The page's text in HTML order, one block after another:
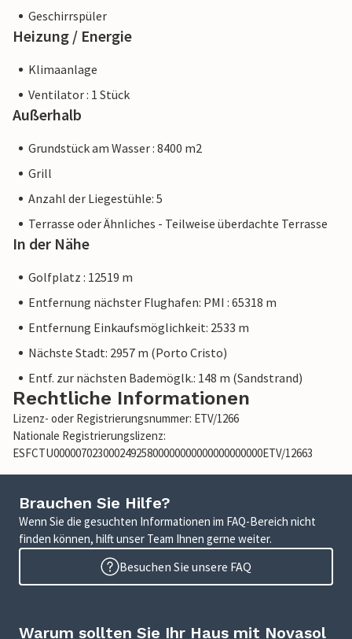
Geschirrspüler
Heizung / Energie
Klimaanlage
Ventilator : 1 Stück
Außerhalb
Grundstück am Wasser : 8400 m2
Grill
Anzahl der Liegestühle: 5
Terrasse oder Ähnliches - Teilweise überdachte Terrasse
In der Nähe
Golfplatz : 12519 m
Entfernung nächster Flughafen: PMI : 65318 m
Entfernung Einkaufsmöglichkeit: 2533 m
Nächste Stadt: 2957 m (Porto Cristo)
Entf. zur nächsten Bademöglk.: 148 m (Sandstrand)
Rechtliche Informationen
Lizenz- oder Registrierungsnummer: ETV/1266
Nationale Registrierungslizenz:
ESFCTU00000702300024925800000000000000000000ETV/12663
Brauchen Sie Hilfe?
Wenn Sie die gesuchten Informationen im FAQ-Bereich nicht
finden können, hilft unser Team Ihnen gerne weiter.
Besuchen Sie unsere FAQ
Warum sollten Sie Ihr Haus mit Novasol